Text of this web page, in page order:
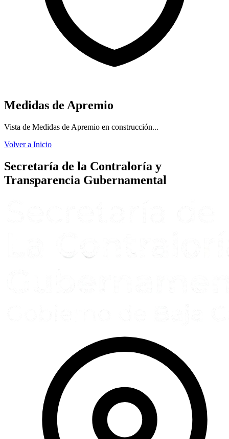
Medidas de Apremio
Vista de Medidas de Apremio en construcción...
Volver a Inicio
Secretaría de la Contraloría y
Transparencia Gubernamental